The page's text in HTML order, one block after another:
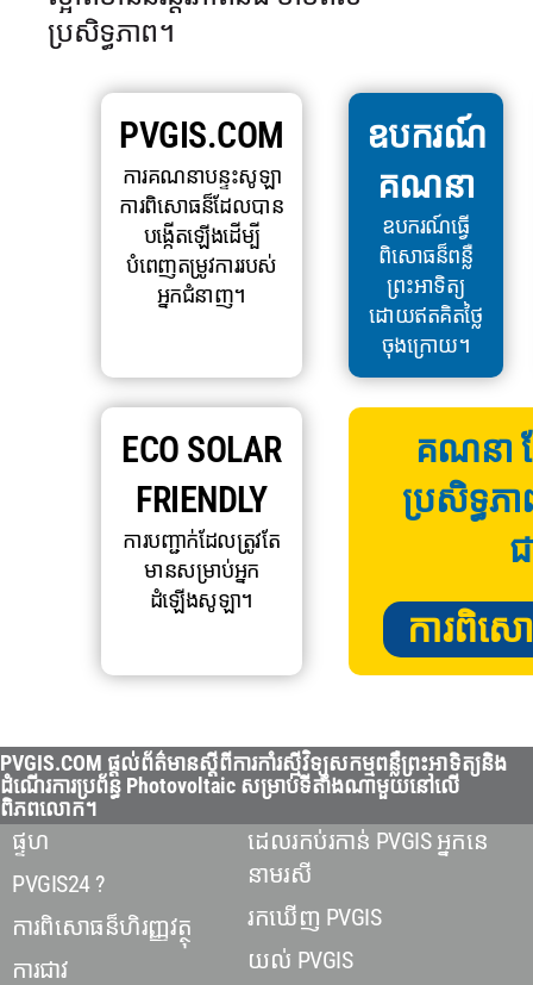
ប្រសិទ្ធភាព។
PVGIS.COM
ការគណនាបន្ទះសូឡា
ការពិសោធន៏ដែលបាន
បង្កើតឡើងដើម្បី
បំពេញតម្រូវការរបស់
អ្នកជំនាញ។
ឧបករណ៍
គណនា
ឧបករណ៍ធ្វើ
ពិសោធន៏ពន្លឺ
ព្រះអាទិត្យ
ដោយឥតគិតថ្លៃ
ចុងក្រោយ។
ECO SOLAR
FRIENDLY
ការបញ្ជាក់ដែលត្រូវតែ
មានសម្រាប់អ្នក
ដំឡើងសូឡា។
គណនា ក្
ប្រសិទ្ធភ
ការពិស
PVGIS.COM ផ្តល់ព័ត៌មានស្តីពីការកាំរស្មីវិទ្យុសកម្មពន្លឺព្រះអាទិត្យនិង
ដំណើរការប្រព័ន្ធ Photovoltaic សម្រាប់ទីតាំងណាមួយនៅលើ
ពិភពលោក។
ផ្ទហ
PVGIS24 ?
ការពិសោធន៏ហិរញ្ញវត្ថុ
ការជាវ
ដេលរកប់រកាន់ PVGIS អ្នកនេ
នាមរសី
រកឃើញ PVGIS
យល់ PVGIS